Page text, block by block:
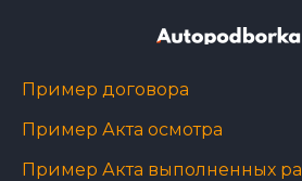
Пример договора
Пример Акта осмотра
Пример Акта выполненных